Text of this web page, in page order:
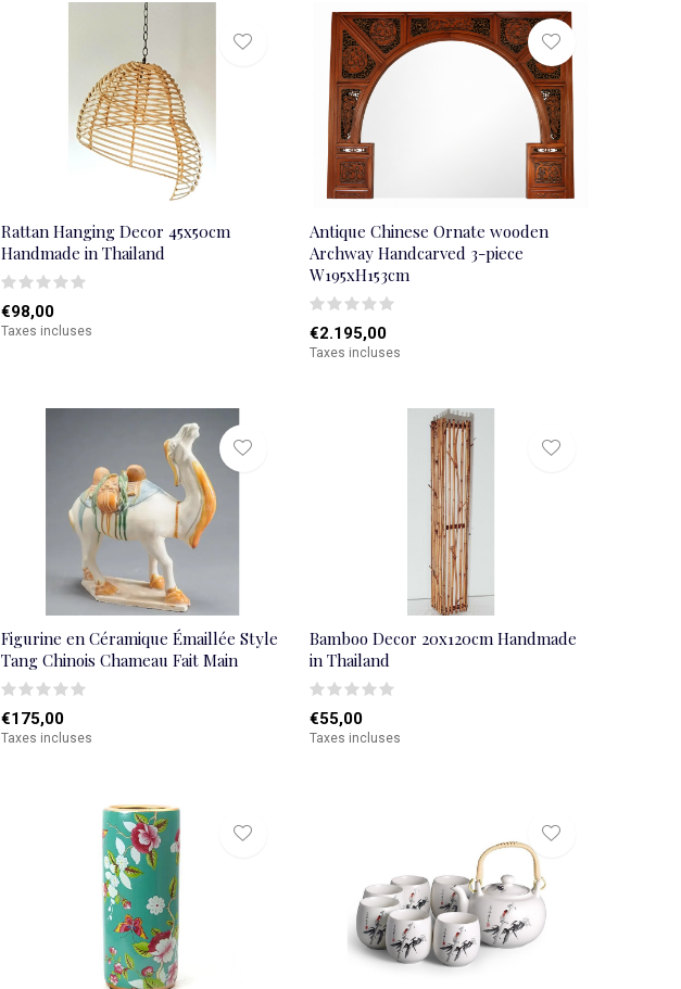
Rattan Hanging Decor 45x50cm
Handmade in Thailand
€98,00
Taxes incluses
Antique Chinese Ornate wooden
Archway Handcarved 3-piece
W195xH153cm
€2.195,00
Taxes incluses
Figurine en Céramique Émaillée Style
Tang Chinois Chameau Fait Main
€175,00
Taxes incluses
Bamboo Decor 20x120cm Handmade
in Thailand
€55,00
Taxes incluses